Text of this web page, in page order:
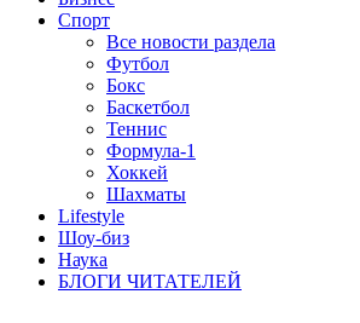
Спорт
Все новости раздела
Футбол
Бокс
Баскетбол
Теннис
Формула-1
Хоккей
Шахматы
Lifestyle
Шоу-биз
Наука
БЛОГИ ЧИТАТЕЛЕЙ